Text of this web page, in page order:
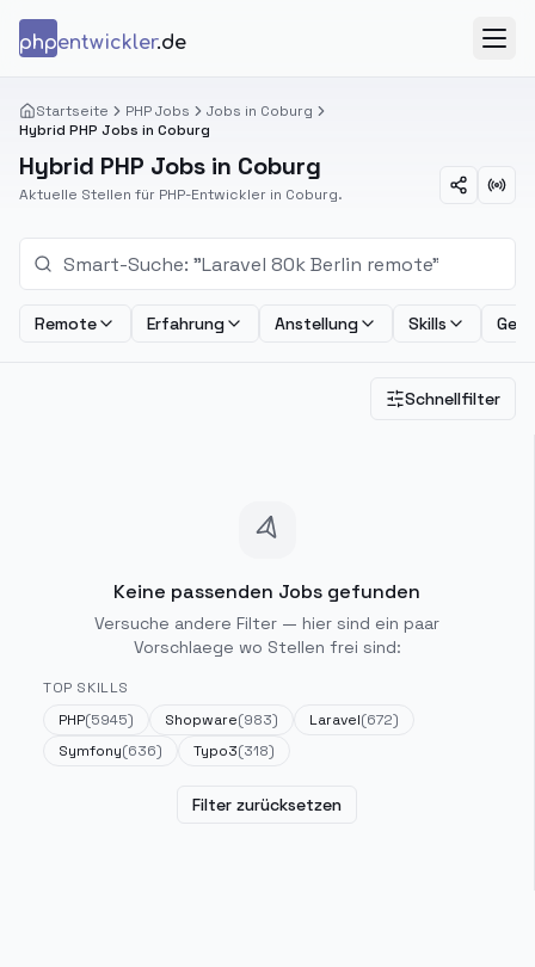
phpentwickler.de
Startseite PHP Jobs
Jobs in Coburg
Hybrid PHP Jobs in Coburg
Hybrid PHP Jobs in Coburg
Aktuelle Stellen für PHP-Entwickler in Coburg.
Remote Erfahrung Anstellung Skills
Schnellfilter
Keine passenden Jobs gefunden
Versuche andere Filter — hier sind ein paar
Vorschlaege wo Stellen frei sind:
TOP SKILLS
PHP(5945) Shopware(983) Laravel(672)
Symfony(636) Typo3(318)
Filter zurücksetzen